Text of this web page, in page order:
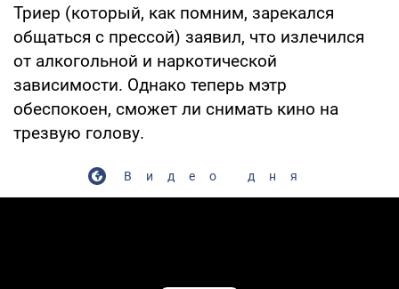
Триер (который, как помним, зарекался
общаться с прессой) заявил, что излечился
от алкогольной и наркотической
зависимости. Однако теперь мэтр
обеспокоен, сможет ли снимать кино на
трезвую голову.
Видео дня